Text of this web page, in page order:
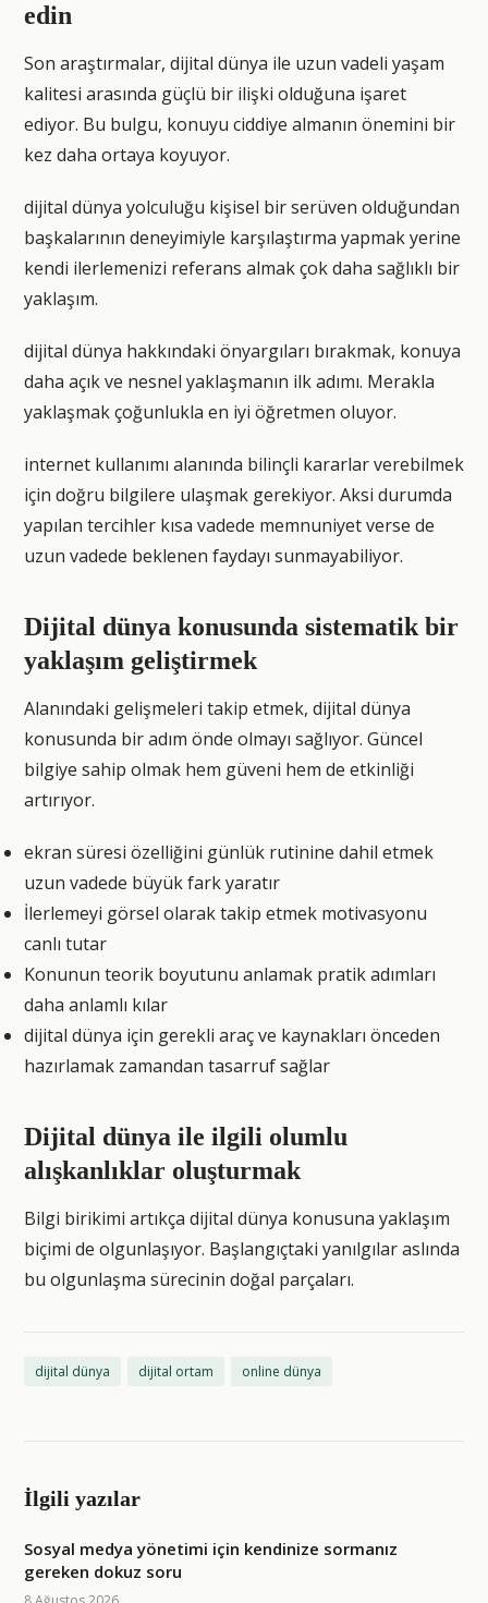
edin
Son araştırmalar, dijital dünya ile uzun vadeli yaşam
kalitesi arasında güçlü bir ilişki olduğuna işaret
ediyor. Bu bulgu, konuyu ciddiye almanın önemini bir
kez daha ortaya koyuyor.
dijital dünya yolculuğu kişisel bir serüven olduğundan
başkalarının deneyimiyle karşılaştırma yapmak yerine
kendi ilerlemenizi referans almak çok daha sağlıklı bir
yaklaşım.
dijital dünya hakkındaki önyargıları bırakmak, konuya
daha açık ve nesnel yaklaşmanın ilk adımı. Merakla
yaklaşmak çoğunlukla en iyi öğretmen oluyor.
internet kullanımı alanında bilinçli kararlar verebilmek
için doğru bilgilere ulaşmak gerekiyor. Aksi durumda
yapılan tercihler kısa vadede memnuniyet verse de
uzun vadede beklenen faydayı sunmayabiliyor.
Dijital dünya konusunda sistematik bir
yaklaşım geliştirmek
Alanındaki gelişmeleri takip etmek, dijital dünya
konusunda bir adım önde olmayı sağlıyor. Güncel
bilgiye sahip olmak hem güveni hem de etkinliği
artırıyor.
ekran süresi özelliğini günlük rutinine dahil etmek
uzun vadede büyük fark yaratır
İlerlemeyi görsel olarak takip etmek motivasyonu
canlı tutar
Konunun teorik boyutunu anlamak pratik adımları
daha anlamlı kılar
dijital dünya için gerekli araç ve kaynakları önceden
hazırlamak zamandan tasarruf sağlar
Dijital dünya ile ilgili olumlu
alışkanlıklar oluşturmak
Bilgi birikimi artıkça dijital dünya konusuna yaklaşım
biçimi de olgunlaşıyor. Başlangıçtaki yanılgılar aslında
bu olgunlaşma sürecinin doğal parçaları.
dijital dünya dijital ortam online dünya
İlgili yazılar
Sosyal medya yönetimi için kendinize sormanız
gereken dokuz soru